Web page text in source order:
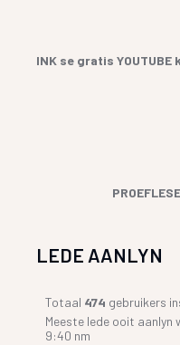
INK se gratis
LEDE AANLYN
Totaal 474 gebruikers
Meeste lede ooit aanlyn
9:40 nm